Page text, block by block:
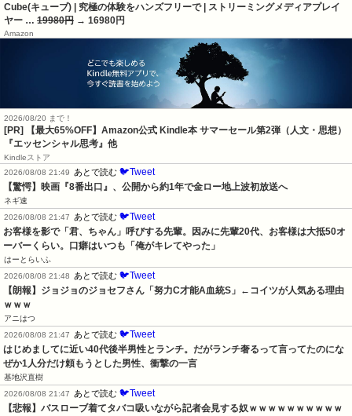
Cube(キューブ) | 究極の体験をハンズフリーで | ストリーミングメディアプレイ
ヤー … 19980円 → 16980円
Amazon
2026/08/20 まで！
[PR]
【最大65%OFF】Amazon公式 Kindle本 サマーセール第2弾（人文・思想）
『エッセンシャル思考』他
Kindleストア
2026/08/08 21:49
あとで読む 🐦Tweet
【驚愕】映画『8番出口』、公開から約1年で金ロー地上波初放送へ
ネギ速
2026/08/08 21:47
あとで読む 🐦Tweet
お客様を影で「君、ちゃん」呼びする先輩。因みに先輩20代、お客様は大抵50オ
ーバーくらい。口癖はいつも「俺がキレてやった」
はーとらいふ
2026/08/08 21:48
あとで読む 🐦Tweet
【朗報】ジョジョのジョセフさん「努力C才能A血統S」←コイツが人気ある理由
ｗｗｗ
アニはつ
2026/08/08 21:47
あとで読む 🐦Tweet
はじめましてに近い40代後半男性とランチ。だがランチ奢るって言ってたのにな
ぜか1人分だけ頼もうとした男性、衝撃の一言
基地沢直樹
2026/08/08 21:47
あとで読む 🐦Tweet
【悲報】バスローブ着てタバコ吸いながら記者会見する奴ｗｗｗｗｗｗｗｗｗｗ